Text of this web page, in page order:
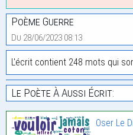
Poème Guerre
Du 28/06/2023 08:13
L'écrit contient 248 mots qui
Le Poète À Aussi Écrit:
Oser Le